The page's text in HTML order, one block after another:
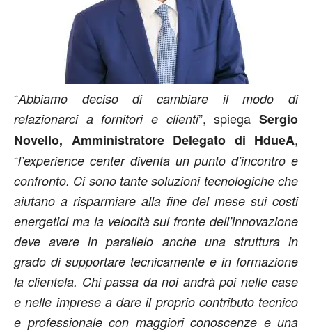
“Abbiamo deciso di cambiare il modo di
relazionarci a fornitori e clienti”, spiegaSergio
Novello, Amministratore Delegato di HdueA,
“l’experience center diventa un punto d’incontro e
confronto. Ci sono tante soluzioni tecnologiche che
aiutano a risparmiare alla fine del mese sui costi
energetici ma la velocità sul fronte dell’innovazione
deve avere in parallelo anche una struttura in
grado di supportare tecnicamente e in formazione
la clientela. Chi passa da noi andrà poi nelle case
e nelle imprese a dare il proprio contributo tecnico
e professionale con maggiori conoscenze e una